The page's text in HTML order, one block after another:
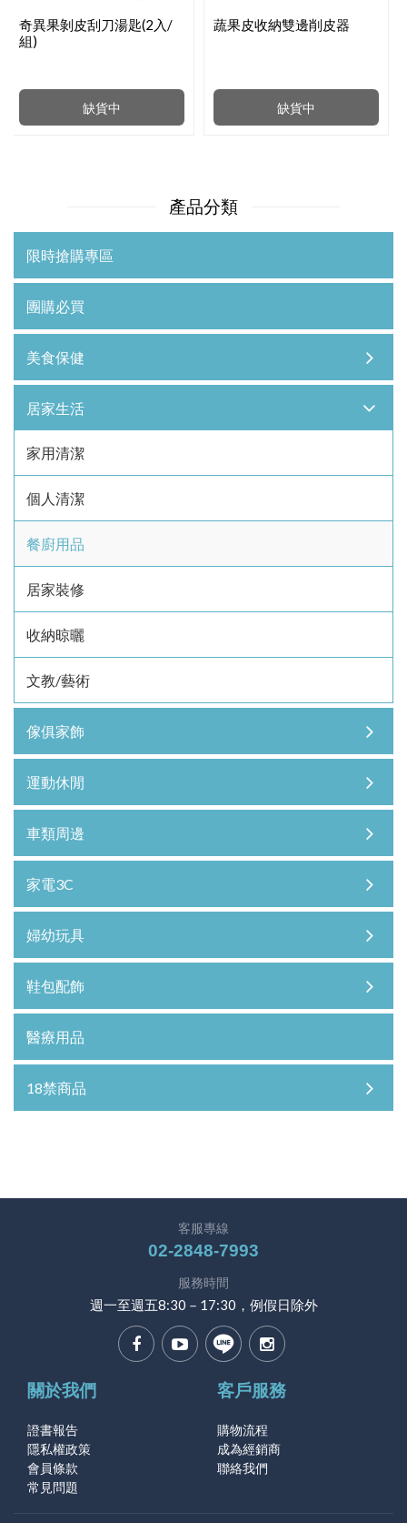
缺貨中
奇異果剝皮刮刀湯匙(2入/
組)
缺貨中
蔬果皮收納雙邊削皮器
產品分類
限時搶購專區
團購必買
美食保健
居家生活
家用清潔
個人清潔
餐廚用品
居家裝修
收納晾曬
文教/藝術
傢俱家飾
運動休閒
車類周邊
家電3C
婦幼玩具
鞋包配飾
醫療用品
18禁商品
客服專線
02-2848-7993
服務時間
週一至週五8:30－17:30，例假日除外
關於我們
證書報告
隱私權政策
會員條款
常見問題
客戶服務
購物流程
成為經銷商
聯絡我們